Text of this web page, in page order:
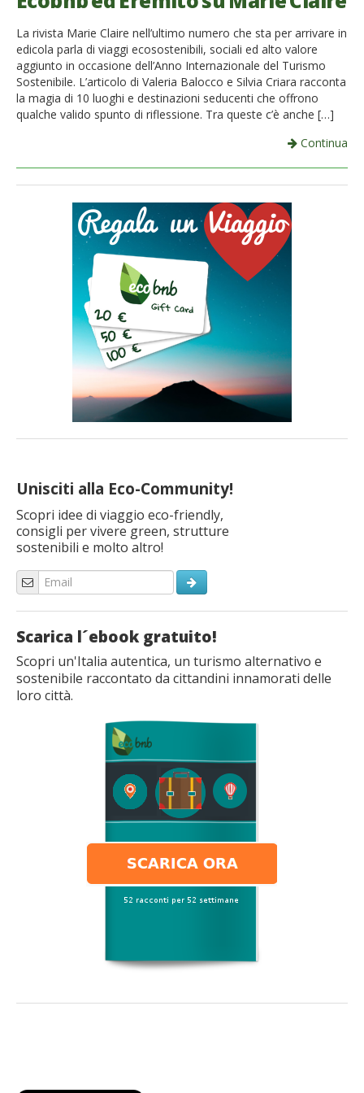
Italiano
La rivista Marie Claire nell’ultimo numero che sta per arrivare in
edicola parla di viaggi ecosostenibili, sociali ed alto valore
aggiunto in occasione dell’Anno Internazionale del Turismo
Sostenibile. L’articolo di Valeria Balocco e Silvia Criara racconta
la magia di 10 luoghi e destinazioni seducenti che offrono
qualche valido spunto di riflessione. Tra queste c’è anche […]
Continua
Unisciti alla Eco-Community!
Scopri idee di viaggio eco-friendly,
consigli per vivere green, strutture
sostenibili e molto altro!
Scarica l´ebook gratuito!
Scopri un'Italia autentica, un turismo alternativo e
sostenibile raccontato da cittandini innamorati delle
loro città.